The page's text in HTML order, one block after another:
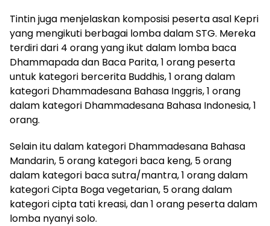
Tintin juga menjelaskan komposisi peserta asal Kepri
yang mengikuti berbagai lomba dalam STG. Mereka
terdiri dari 4 orang yang ikut dalam lomba baca
Dhammapada dan Baca Parita, 1 orang peserta
untuk kategori bercerita Buddhis, 1 orang dalam
kategori Dhammadesana Bahasa Inggris, 1 orang
dalam kategori Dhammadesana Bahasa Indonesia, 1
orang.
Selain itu dalam kategori Dhammadesana Bahasa
Mandarin, 5 orang kategori baca keng, 5 orang
dalam kategori baca sutra/mantra, 1 orang dalam
kategori Cipta Boga vegetarian, 5 orang dalam
kategori cipta tati kreasi, dan 1 orang peserta dalam
lomba nyanyi solo.